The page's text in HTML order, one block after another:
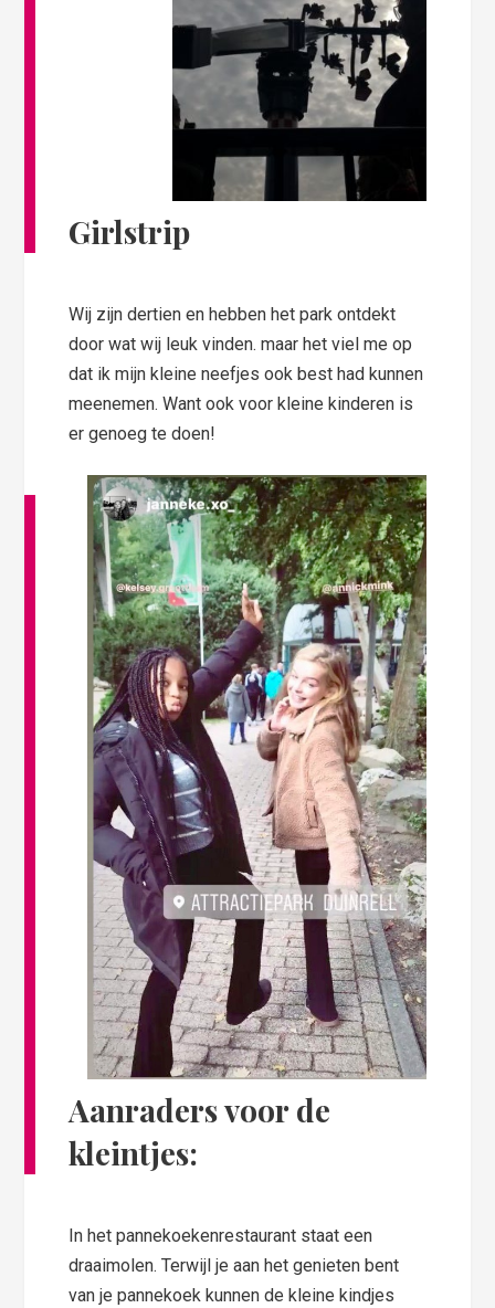
Girlstrip
Wij zijn dertien en hebben het park ontdekt
door wat wij leuk vinden. maar het viel me op
dat ik mijn kleine neefjes ook best had kunnen
meenemen. Want ook voor kleine kinderen is
er genoeg te doen!
Aanraders voor de
kleintjes:
In het pannekoekenrestaurant staat een
draaimolen. Terwijl je aan het genieten bent
van je pannekoek kunnen de kleine kindjes